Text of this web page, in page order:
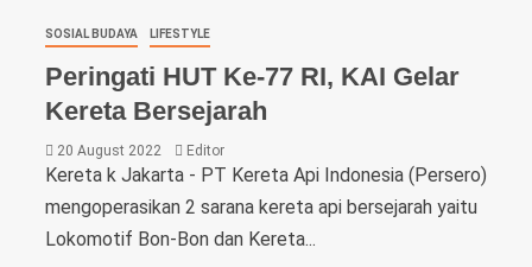
SOSIAL BUDAYA LIFESTYLE
Peringati HUT Ke-77 RI, KAI Gelar
Kereta Bersejarah
20 August 2022 Editor
Kereta k Jakarta - PT Kereta Api Indonesia (Persero)
mengoperasikan 2 sarana kereta api bersejarah yaitu
Lokomotif Bon-Bon dan Kereta...